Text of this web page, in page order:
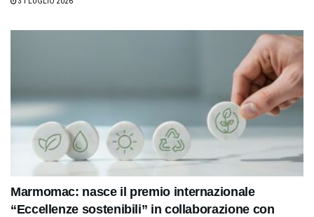
Marmomac: nasce il premio internazionale
“Eccellenze sostenibili” in collaborazione con